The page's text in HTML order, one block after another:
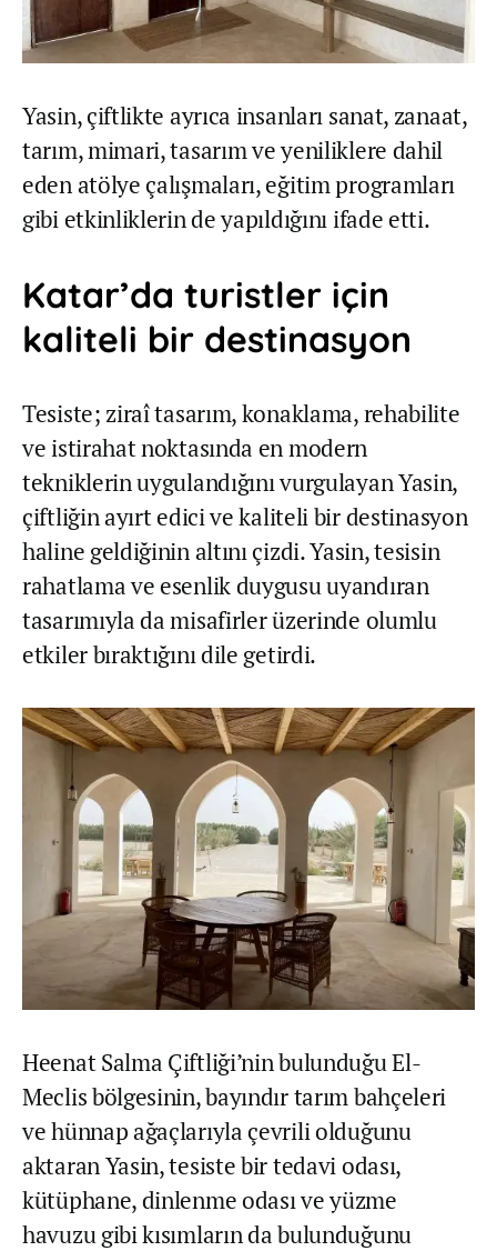
Yasin, çiftlikte ayrıca insanları sanat, zanaat,
tarım, mimari, tasarım ve yeniliklere dahil
eden atölye çalışmaları, eğitim programları
gibi etkinliklerin de yapıldığını ifade etti.
Katar’da turistler için
kaliteli bir destinasyon
Tesiste; ziraî tasarım, konaklama, rehabilite
ve istirahat noktasında en modern
tekniklerin uygulandığını vurgulayan Yasin,
çiftliğin ayırt edici ve kaliteli bir destinasyon
haline geldiğinin altını çizdi. Yasin, tesisin
rahatlama ve esenlik duygusu uyandıran
tasarımıyla da misafirler üzerinde olumlu
etkiler bıraktığını dile getirdi.
Heenat Salma Çiftliği’nin bulunduğu El-
Meclis bölgesinin, bayındır tarım bahçeleri
ve hünnap ağaçlarıyla çevrili olduğunu
aktaran Yasin, tesiste bir tedavi odası,
kütüphane, dinlenme odası ve yüzme
havuzu gibi kısımların da bulunduğunu